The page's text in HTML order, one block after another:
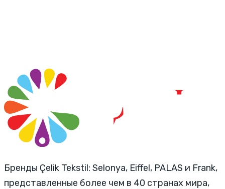
Бренды Çelik Tekstil: Selonya, Eiffel, PALAS и Frank,
представленные более чем в 40 странах мира,